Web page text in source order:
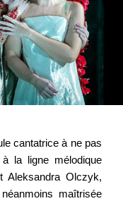
cantatrice à ne pas
la ligne mélodique
Aleksandra Olczyk,
maîtrisée